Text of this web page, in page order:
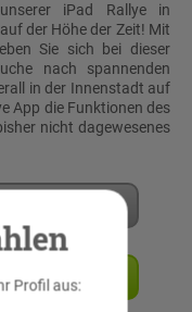
iPad Rallye in
der Höhe der Zeit! Mit
Sie sich bei dieser
nach spannenden
in der Innenstadt auf
App die Funktionen des
nicht dagewesenes
Profil aus: